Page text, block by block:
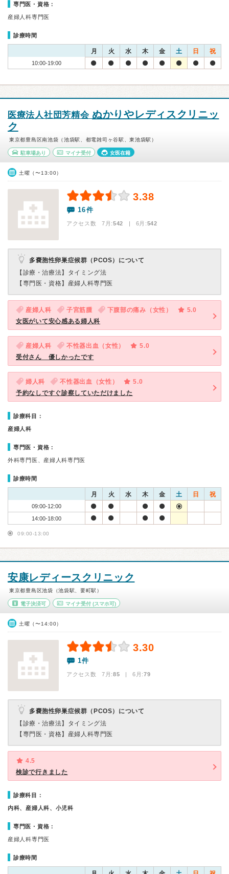
専門医・資格：
産婦人科専門医
診療時間
月 火 水 木 金 土 日 祝
10:00-19:00
医療法人社団芳精会 ぬかりやレディスクリニッ
ク
東京都豊島区南池袋（池袋駅、都電雑司ヶ谷駅、東池袋駅）
駐車場あり マイナ受付 女医在籍
土曜（〜13:00）
3.38
16件
アクセス数 7月:542 | 6月:542
多嚢胞性卵巣症候群（PCOS）について
【診療・治療法】 タイミング法
【専門医・資格】 産婦人科専門医
産婦人科 子宮筋腫 下腹部の痛み（女性）
5.0
女医がいて安心感ある婦人科
産婦人科 不性器出血（女性）
5.0
受付さん 優しかったです
婦人科 不性器出血（女性）
5.0
予約なしですぐ診察していただけました
診療科目：
産婦人科
専門医・資格：
外科専門医、産婦人科専門医
診療時間
月 火 水 木 金 土 日 祝
09:00-12:00
14:00-18:00
09:00-13:00
安康レディースクリニック
東京都豊島区池袋（池袋駅、要町駅）
電子決済可 マイナ受付(スマホ可)
土曜（〜14:00）
3.30
1件
アクセス数 7月:85 | 6月:79
多嚢胞性卵巣症候群（PCOS）について
【診療・治療法】 タイミング法
【専門医・資格】 産婦人科専門医
4.5
検診で行きました
診療科目：
内科、産婦人科、小児科
専門医・資格：
産婦人科専門医
診療時間